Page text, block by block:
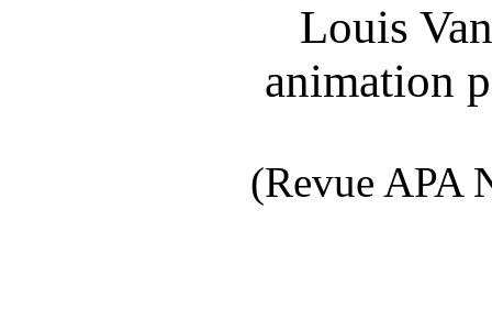
Louis
animation
(Revue APA